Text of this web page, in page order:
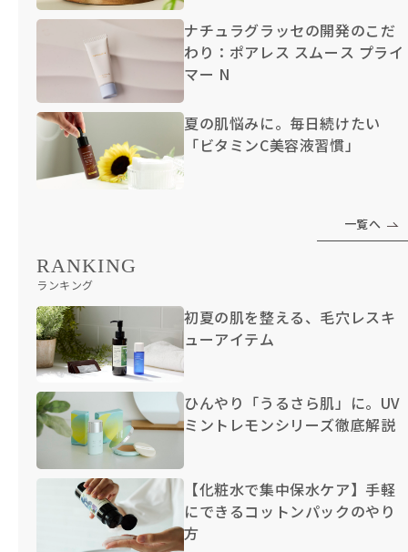
ナチュラグラッセの開発のこだ
わり：ポアレス スムース プライ
マー N
夏の肌悩みに。毎日続けたい
「ビタミンC美容液習慣」
一覧へ
RANKING
ランキング
初夏の肌を整える、毛穴レスキ
ューアイテム
ひんやり「うるさら肌」に。UV
ミントレモンシリーズ徹底解説
【化粧水で集中保水ケア】手軽
にできるコットンパックのやり
方